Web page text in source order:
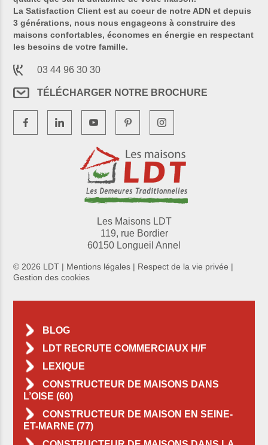
La Satisfaction Client est au coeur de notre ADN et depuis
3 générations, nous nous engageons à construire des
maisons confortables, économes en énergie en respectant
les besoins de votre famille.
03 44 96 30 30
TÉLÉCHARGER NOTRE BROCHURE
Les Maisons LDT
119, rue Bordier
60150 Longueil Annel
© 2026 LDT | Mentions légales | Respect de la vie privée |
Gestion des cookies
BLOG
LDT RECRUTE COMMERCIAUX H/F
LEXIQUE
CONSTRUCTEUR DE MAISONS DANS
L’OISE (60)
CONSTRUCTEUR DE MAISON EN SEINE-
ET-MARNE (77)